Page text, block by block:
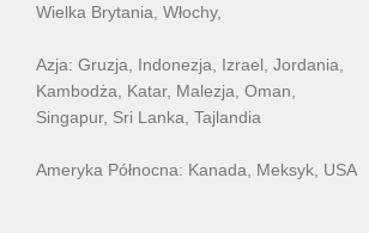
Wielka Brytania, Włochy,
Azja: Gruzja, Indonezja, Izrael, Jordania,
Kambodża, Katar, Malezja, Oman,
Singapur, Sri Lanka, Tajlandia
Ameryka Północna: Kanada, Meksyk, USA